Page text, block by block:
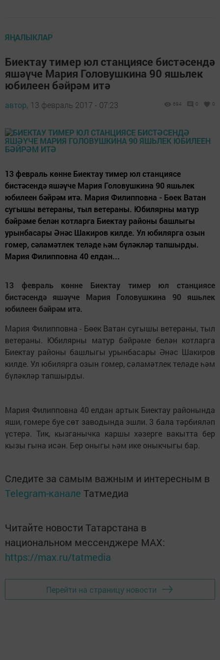
ЯҢАЛЫКЛАР
Биектау тимер юл станциясе бистәсендә
яшәүче Мария Головушкина 90 яшьлек
юбилеен бәйрәм итә
автор, 13 февраль 2017 - 07:23 694 0 0
13 февраль көнне Биектау тимер юл станциясе
бистәсендә яшәүче Мария Головушкина 90 яшьлек
юбилеен бәйрәм итә. Мария Филипповна - Бөек Ватан
сугышы ветераны, тыл ветераны. Юбилярны матур
бәйрәме белән котларга Биектау районы башлыгы
урынбасары Әнәс Шакиров килде. Ул юбилярга озын
гомер, сәламәтлек теләде һәм бүләкләр тапшырды.
Мария Филипповна 40 елдан...
13 февраль көнне Биектау тимер юл станциясе
бистәсендә яшәүче Мария Головушкина 90 яшьлек
юбилеен бәйрәм итә.
Мария Филипповна - Бөек Ватан сугышы ветераны, тыл
ветераны. Юбилярны матур бәйрәме белән котларга
Биектау районы башлыгы урынбасары Әнәс Шакиров
килде. Ул юбилярга озын гомер, сәламәтлек теләде һәм
бүләкләр тапшырды.
Мария Филипповна 40 елдан артык Биектау районында
яши, гомере буе сөт заводында эшли. 3 бала тәрбияләп
үстерә. Тик, кызганычка каршы хәзерге вакытта бер
кызы гына исән. Бер оныгы һәм ике оныкчыгы бар.
Следите за самым важным и интересным в
Telegram-канале Татмедиа
Читайте новости Татарстана в
национальном мессенджере MАХ:
https://max.ru/tatmedia
Перейти на страницу новости